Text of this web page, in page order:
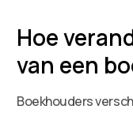
Hoe
van een
Boekhouders